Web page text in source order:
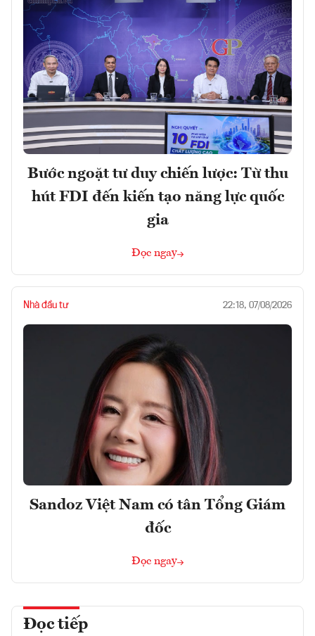
Bước ngoặt tư duy chiến lược: Từ thu
hút FDI đến kiến tạo năng lực quốc
gia
Đọc ngay
Nhà đầu tư 22:18, 07/08/2026
Sandoz Việt Nam có tân Tổng Giám
đốc
Đọc ngay
Đọc tiếp